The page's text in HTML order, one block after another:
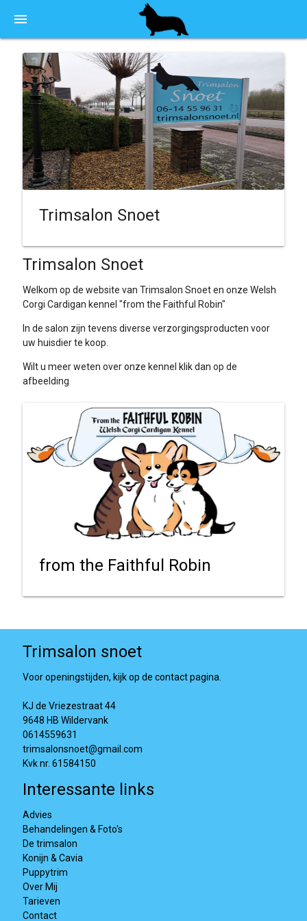
menu
Trimsalon Snoet
Trimsalon Snoet
Welkom op de website van Trimsalon Snoet en onze Welsh
Corgi Cardigan kennel "from the Faithful Robin"
In de salon zijn tevens diverse verzorgingsproducten voor
uw huisdier te koop.
Wilt u meer weten over onze kennel klik dan op de
afbeelding
from the Faithful Robin
Trimsalon snoet
Voor openingstijden, kijk op de contact pagina.
KJ de Vriezestraat 44
9648 HB Wildervank
0614559631
trimsalonsnoet@gmail.com
Kvk nr. 61584150
Interessante links
Advies
Behandelingen & Foto's
De trimsalon
Konijn & Cavia
Puppytrim
Over Mij
Tarieven
Contact